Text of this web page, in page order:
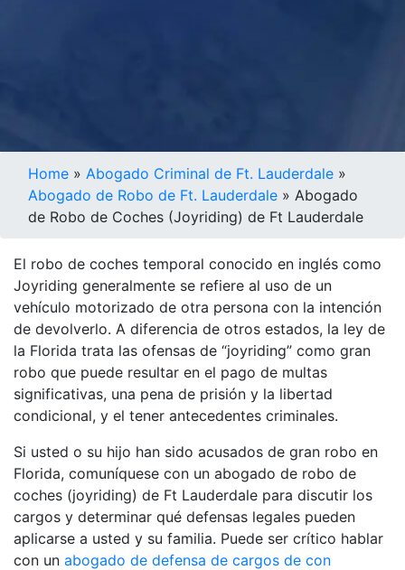
Home » Abogado Criminal de Ft. Lauderdale »
Abogado de Robo de Ft. Lauderdale » Abogado
de Robo de Coches (Joyriding) de Ft Lauderdale
El robo de coches temporal conocido en inglés como
Joyriding generalmente se refiere al uso de un
vehículo motorizado de otra persona con la intención
de devolverlo. A diferencia de otros estados, la ley de
la Florida trata las ofensas de “joyriding” como gran
robo que puede resultar en el pago de multas
significativas, una pena de prisión y la libertad
condicional, y el tener antecedentes criminales.
Si usted o su hijo han sido acusados ​​de gran robo en
Florida, comuníquese con un abogado de robo de
coches (joyriding) de Ft Lauderdale para discutir los
cargos y determinar qué defensas legales pueden
aplicarse a usted y su familia. Puede ser crítico hablar
con un abogado de defensa de cargos de con